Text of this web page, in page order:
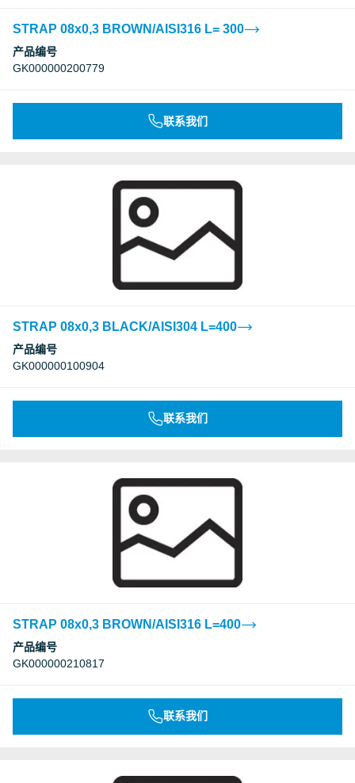
STRAP 08x0,3 BROWN/AISI316 L= 300
产品编号
GK000000200779
联系我们
STRAP 08x0,3 BLACK/AISI304 L=400
产品编号
GK000000100904
联系我们
STRAP 08x0,3 BROWN/AISI316 L=400
产品编号
GK000000210817
联系我们